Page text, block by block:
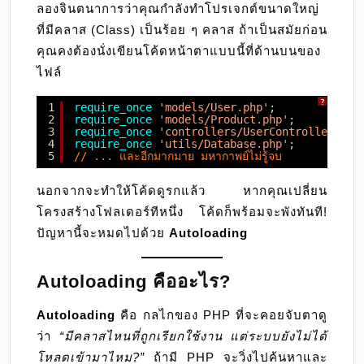
ให้
ปวด
หัว
ปล่อย
ให้
ระบบ
จัดการ
อัตโนมัติ
ลองจินตนาการว่าคุณกำลังทำโปรเจกต์ขนาดใหญ่
ที่มีคลาส (Class) เป็นร้อย ๆ คลาส ถ้าเป็นสมัยก่อน
คุณคงต้องนั่งเขียนโค้ดหน้าตาแบบนี้ที่ด้านบนของ
ไฟล์
?
1
2
3
4
5
require_once 'models/User.php' ;
require_once
'models/Product.php' ;
require_once
'controllers/
require_once
'utils/Database.php' ;
// ... และอีกมากมาย มหากาพย์ไม่รู้จบ
นอกจากจะทำให้โค้ดดูรกแล้ว หากคุณเปลี่ยน
โครงสร้างโฟลเดอร์ทีหนึ่ง โค้ดก็พร้อมจะพังทันที!
ปัญหานี้จะหมดไปด้วย Autoloading
Autoloading คืออะไร?
Autoloading คือ กลไกของ PHP ที่จะคอยจับตาดู
ว่า “มีคลาสไหนที่ถูกเรียกใช้งาน แต่ระบบยังไม่ได้
โหลดเข้ามาไหม?” ถ้ามี PHP จะวิ่งไปค้นหาและ